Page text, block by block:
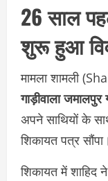
26 साल
शुरू हुआ
मामला शामली
गाड़ीवाला जमालपुर
अपने साथियों के
शिकायत पत्र सौंपा।
शिकायत में शाहिद